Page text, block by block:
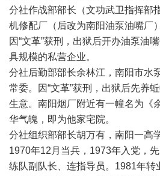
分社作战部部长（文功武卫指挥部
机修配厂（后改为南阳油泵油嘴厂
因“文革”获刑，出狱后开办油泵油
具规模的私营企业。
分社后勤部部长余林江，南阳市水
常委。因“文革”获刑，出狱后先养
生意。南阳烟厂附近有一幢名为《
华气魄，即为他家宅院。
分社组织部部长胡万有，南阳一高
1970年12月当兵，1973年入党，
练队副队长、连指导员。1981年转